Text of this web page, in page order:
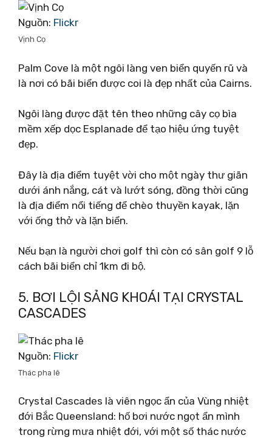
Nguồn: Flickr
Vịnh Cọ
Palm Cove là một ngôi làng ven biển quyến rũ và
là nơi có bãi biển được coi là đẹp nhất của Cairns.
Ngôi làng được đặt tên theo những cây cọ bìa
mềm xếp dọc Esplanade để tạo hiệu ứng tuyệt
đẹp.
Đây là địa điểm tuyệt vời cho một ngày thư giãn
dưới ánh nắng, cát và lướt sóng, đồng thời cũng
là địa điểm nổi tiếng để chèo thuyền kayak, lặn
với ống thở và lặn biển.
Nếu bạn là người chơi golf thì còn có sân golf 9 lỗ
cách bãi biển chỉ 1km đi bộ.
5. BƠI LỘI SẢNG KHOÁI TẠI CRYSTAL
CASCADES
Nguồn: Flickr
Thác pha lê
Crystal Cascades là viên ngọc ẩn của Vùng nhiệt
đới Bắc Queensland: hố bơi nước ngọt ẩn mình
trong rừng mưa nhiệt đới, với một số thác nước